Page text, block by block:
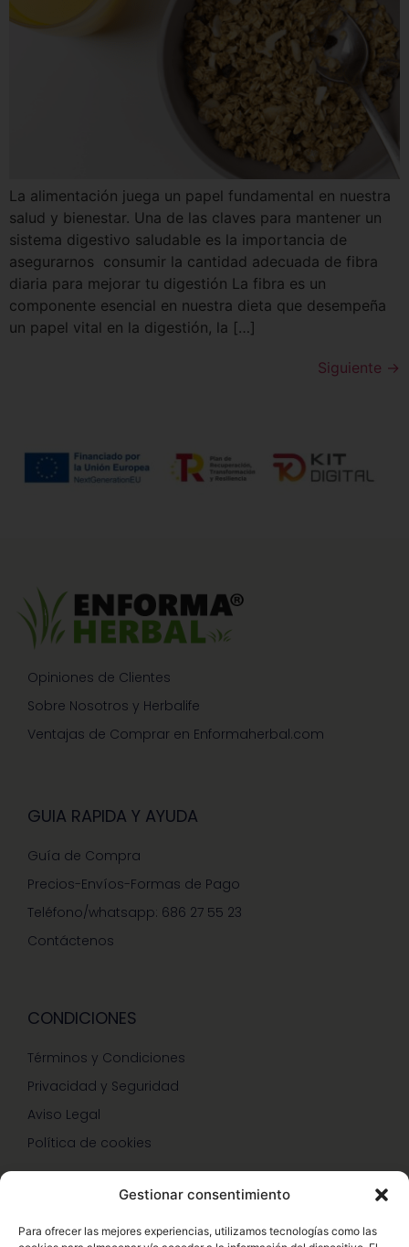
Gestionar consentimiento
Para ofrecer las mejores experiencias, utilizamos tecnologías como las
La alimentación juega un papel fundamental en nuestra
salud y bienestar. Una de las claves para mantener un
sistema digestivo saludable es la importancia de
asegurarnos consumir la cantidad adecuada de fibra
diaria para mejorar tu digestión La fibra es un
componente esencial en nuestra dieta que desempeña
un papel vital en la digestión, la […]
Siguiente →
Opiniones de Clientes
Sobre Nosotros y Herbalife
Ventajas de Comprar en Enformaherbal.com
GUIA RAPIDA Y AYUDA
Guía de Compra
Precios-Envíos-Formas de Pago
Teléfono/whatsapp: 686 27 55 23
Contáctenos
CONDICIONES
Términos y Condiciones
Privacidad y Seguridad
Aviso Legal
Política de cookies